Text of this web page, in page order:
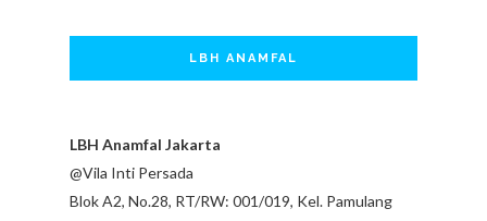
LBH ANAMFAL
LBH Anamfal Jakarta
@Vila Inti Persada
Blok A2, No.28, RT/RW: 001/019, Kel. Pamulang